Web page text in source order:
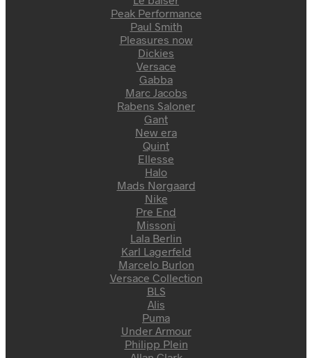
Peak Performance
Paul Smith
Pleasures now
Dickies
Versace
Gabba
Marc Jacobs
Rabens Saloner
Gant
New era
Quint
Ellesse
Halo
Mads Nørgaard
Nike
Pre End
Missoni
Lala Berlin
Karl Lagerfeld
Marcelo Burlon
Versace Collection
BLS
Alis
Puma
Under Armour
Philipp Plein